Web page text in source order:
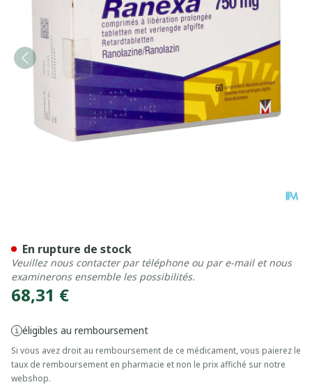
68,31 €
éligibles au remboursement
Si vous avez droit au remboursement de ce médicament, vous paierez le
taux de remboursement en pharmacie et non le prix affiché sur notre
webshop.
En rupture de stock
Veuillez nous contacter par téléphone ou par e-mail et nous
examinerons ensemble les possibilités.